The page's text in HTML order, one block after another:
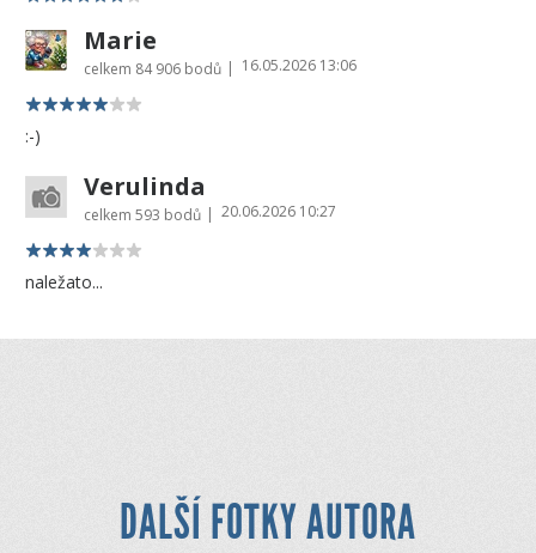
Marie
celkem 84 906 bodů | 16.05.2026 13:06
:-)
Verulinda
celkem 593 bodů | 20.06.2026 10:27
naležato...
DALŠÍ FOTKY AUTORA